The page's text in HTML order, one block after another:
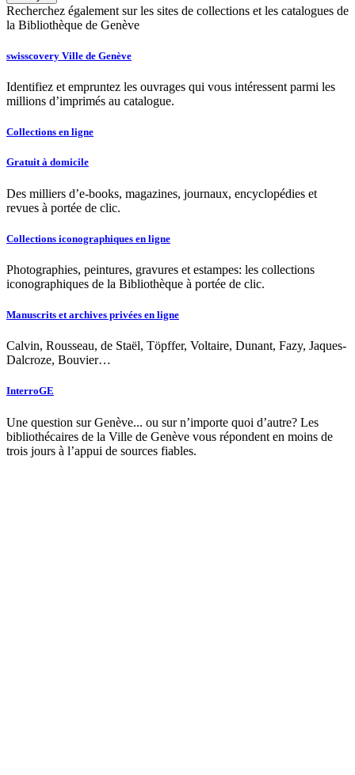
Recherchez également sur les sites de collections et les catalogues de
la Bibliothèque de Genève
swisscovery Ville de Genève
Identifiez et empruntez les ouvrages qui vous intéressent parmi les
millions d’imprimés au catalogue.
Collections en ligne
Gratuit à domicile
Des milliers d’e-books, magazines, journaux, encyclopédies et
revues à portée de clic.
Collections iconographiques en ligne
Photographies, peintures, gravures et estampes: les collections
iconographiques de la Bibliothèque à portée de clic.
Manuscrits et archives privées en ligne
Calvin, Rousseau, de Staël, Töpffer, Voltaire, Dunant, Fazy, Jaques-
Dalcroze, Bouvier…
InterroGE
Une question sur Genève... ou sur n’importe quoi d’autre? Les
bibliothécaires de la Ville de Genève vous répondent en moins de
trois jours à l’appui de sources fiables.